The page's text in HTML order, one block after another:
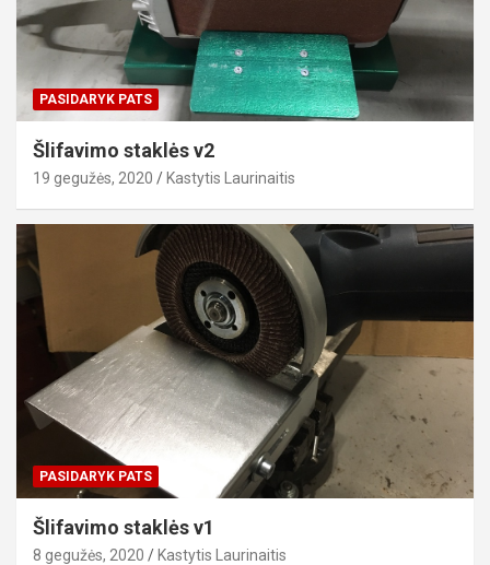
PASIDARYK PATS
Šlifavimo staklės v2
19 gegužės, 2020 Kastytis Laurinaitis
PASIDARYK PATS
Šlifavimo staklės v1
8 gegužės, 2020 Kastytis Laurinaitis